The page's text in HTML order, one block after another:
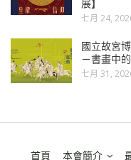
展】
七月 24,
國立故宮
－書畫中
七月 31,
首頁 本會簡介